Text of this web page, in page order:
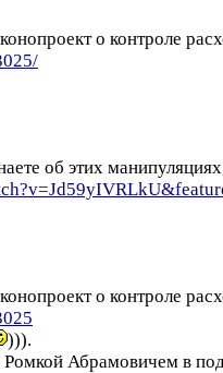
о контроле
об этих
о контроле
))).
Ромкой Абрамовичем в